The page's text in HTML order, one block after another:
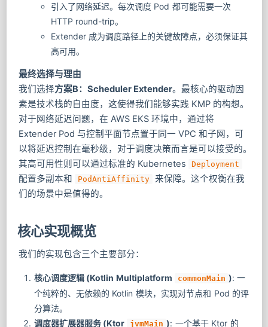
引入了网络延迟。每次调度 Pod 都可能需要一次
HTTP round-trip。
Extender 成为调度路径上的关键故障点，必须保证其
高可用。
最终选择与理由
我们选择方案B：Scheduler Extender。最核心的驱动因
素是技术栈的自由度，这使得我们能够实践 KMP 的构想。
对于网络延迟问题，在 AWS EKS 环境中，通过将
Extender Pod 与控制平面节点置于同一 VPC 和子网，可
以将延迟控制在毫秒级，对于调度决策而言是可以接受的。
其高可用性则可以通过标准的 Kubernetes
Deployment
配置多副本和 PodAntiAffinity
来保障。这个权衡在我
们的场景中是值得的。
核心实现概览
我们的实现包含三个主要部分：
核心调度逻辑 (Kotlin Multiplatform commonMain ): 一
个纯粹的、无依赖的 Kotlin 模块，实现对节点和 Pod 的评
分算法。
调度器扩展器服务 (Ktor
jvmMain ): 一个基于 Ktor 的